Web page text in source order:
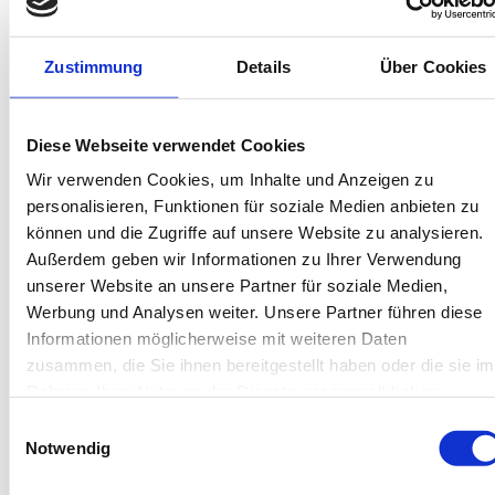
Zustimmung Details Über Cookies
Diese Webseite verwendet Cookies
Wir verwenden Cookies, um Inhalte und Anzeigen zu
personalisieren, Funktionen für soziale Medien anbieten zu
können und die Zugriffe auf unsere Website zu analysieren.
Außerdem geben wir Informationen zu Ihrer Verwendung
unserer Website an unsere Partner für soziale Medien,
Werbung und Analysen weiter. Unsere Partner führen diese
Informationen möglicherweise mit weiteren Daten
zusammen, die Sie ihnen bereitgestellt haben oder die sie im
Notwendig
Best-Preis-Garantie für Ihren Urlaub
Kartenzahlung möglich
Endreinigung inklusive
Wäschepakete inklusive
Elisabeth-Anna Straße 35, 26486 Wangerooge
Objekt-Nr.: 520008
Diese Unterkunft teilen: